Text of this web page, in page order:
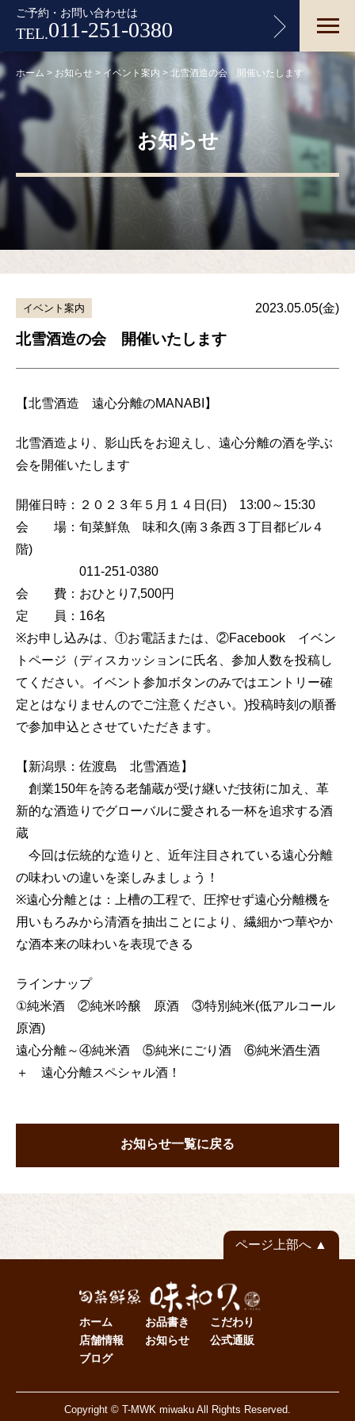
ご予約・お問い合わせは
TEL.011-251-0380
ホーム > お知らせ > イベント案内 > 北雪酒造の会 開催いたします
お知らせ
イベント案内 2023.05.05(金)
北雪酒造の会 開催いたします
【北雪酒造 遠心分離のMANABI】
北雪酒造より、影山氏をお迎えし、遠心分離の酒を学ぶ
会を開催いたします
開催日時：２０２３年５月１４日(日) 13:00～15:30
会 場：旬菜鮮魚 味和久(南３条西３丁目都ビル４
階)
011-251-0380
会 費：おひとり7,500円
定 員：16名
※お申し込みは、①お電話または、②Facebook イベン
トページ（ディスカッションに氏名、参加人数を投稿し
てください。イベント参加ボタンのみではエントリー確
定とはなりませんのでご注意ください。)投稿時刻の順番
で参加申込とさせていただきます。
【新潟県：佐渡島 北雪酒造】
創業150年を誇る老舗蔵が受け継いだ技術に加え、革
新的な酒造りでグローバルに愛される一杯を追求する酒
蔵
今回は伝統的な造りと、近年注目されている遠心分離
の味わいの違いを楽しみましょう！
※遠心分離とは：上槽の工程で、圧搾せず遠心分離機を
用いもろみから清酒を抽出ことにより、繊細かつ華やか
な酒本来の味わいを表現できる
ラインナップ
①純米酒 ②純米吟醸 原酒 ③特別純米(低アルコール
原酒)
遠心分離～④純米酒 ⑤純米にごり酒 ⑥純米酒生酒
＋ 遠心分離スペシャル酒！
お知らせ一覧に戻る
ページ上部へ
ホーム お品書き
こだわり
店舗情報
お知らせ
公式通販
ブログ
Copyright © T-MWK miwaku All Rights Reserved.